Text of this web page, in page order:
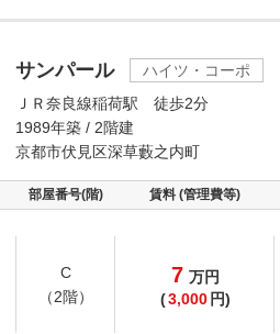
サンパール
ハイツ・コーポ
ＪＲ奈良線稲荷駅 徒歩2分
1989年築 / 2階建
京都市伏見区深草藪之内町
部屋番号(階) 賃料 (管理費等)
C
（2階）
7 万円
(3,000 円)